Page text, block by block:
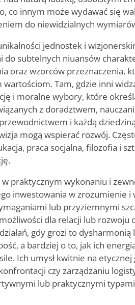
co innym może wydawać się
do niewidzialnych
jednostek i
do subtelnych niuansów
oraz wzorców przeznaczenia,
Tam, gdzie inni
i moralne wybory, które
z doradztwem,
i każdą
mogą wspierać rozwój.
praca socjalna, filozofia i
w praktycznym wykonaniu i
inwestowania w zrozumienie
lub przyziemnymi
dla relacji lub rozwoju
gdy grozi to dysharmonią
a bardziej o to, jak ich
Ich umysł kwitnie na etycznej
czy zarządzaniu
lub praktycznymi